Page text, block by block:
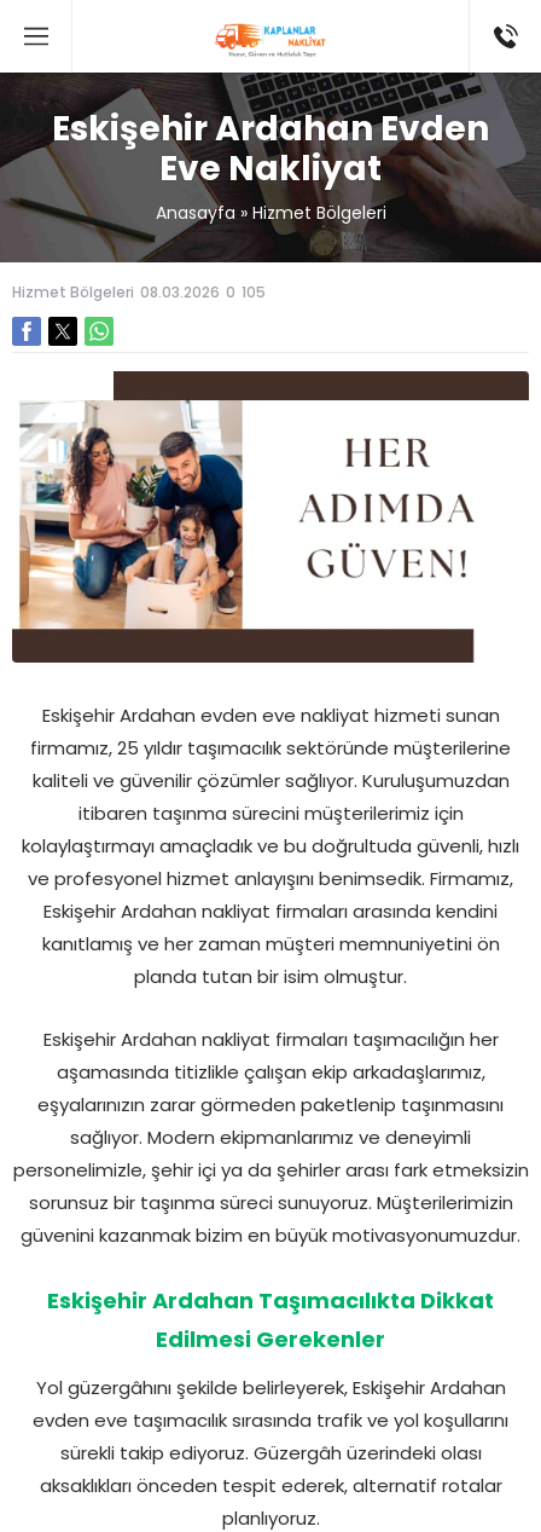
Eskişehir Ardahan Evden
Eve Nakliyat
Anasayfa» Hizmet Bölgeleri
Hizmet Bölgeleri 08.03.2026 0 105
Eskişehir Ardahan evden eve nakliyat hizmeti sunan
firmamız, 25 yıldır taşımacılık sektöründe müşterilerine
kaliteli ve güvenilir çözümler sağlıyor. Kuruluşumuzdan
itibaren taşınma sürecini müşterilerimiz için
kolaylaştırmayı amaçladık ve bu doğrultuda güvenli, hızlı
ve profesyonel hizmet anlayışını benimsedik. Firmamız,
Eskişehir Ardahan nakliyat firmaları arasında kendini
kanıtlamış ve her zaman müşteri memnuniyetini ön
planda tutan bir isim olmuştur.
Eskişehir Ardahan nakliyat firmaları taşımacılığın her
aşamasında titizlikle çalışan ekip arkadaşlarımız,
eşyalarınızın zarar görmeden paketlenip taşınmasını
sağlıyor. Modern ekipmanlarımız ve deneyimli
personelimizle, şehir içi ya da şehirler arası fark etmeksizin
sorunsuz bir taşınma süreci sunuyoruz. Müşterilerimizin
güvenini kazanmak bizim en büyük motivasyonumuzdur.
Eskişehir Ardahan Taşımacılıkta Dikkat
Edilmesi Gerekenler
Yol güzergâhını şekilde belirleyerek, Eskişehir Ardahan
evden eve taşımacılık sırasında trafik ve yol koşullarını
sürekli takip ediyoruz. Güzergâh üzerindeki olası
aksaklıkları önceden tespit ederek, alternatif rotalar
planlıyoruz.